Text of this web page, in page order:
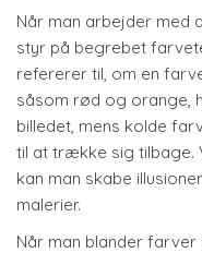
Når man arbejder med
styr på begrebet
refererer til, om en
såsom rød og orange,
billedet, mens kolde
til at trække sig tilbage.
kan man skabe
malerier.
Når man blander